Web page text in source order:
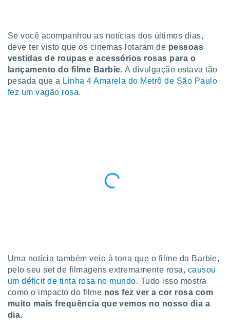
e
com
na nossa
e
a
a
site
Neste
lo de
Se você acompanhou as notícias dos últimos dias,
deve ter visto que os cinemas lotaram de pessoas
vestidas de roupas e acessórios rosas para o
lançamento do filme Barbie.A divulgação estava tão
pesada que a Linha 4 Amarela do Metrô de São Paulo
fez um vagão rosa.
Uma notícia também veio à tona que o filme da Barbie,
pelo seu set de filmagens extremamente rosa, causou
um déficit de tinta rosa no mundo. Tudo isso mostra
como o impacto do filme nos fez ver a cor rosa com
muito mais frequência que vemos no nosso dia a
dia.